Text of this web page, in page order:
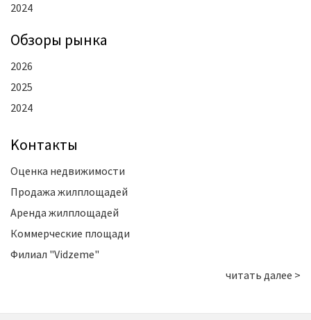
2024
Oбзоры рынка
2026
2025
2024
Kонтакты
Оценка недвижимости
Продажа жилплощадей
Аренда жилплощадей
Коммерческие площади
Филиал "Vidzeme"
читать далее >